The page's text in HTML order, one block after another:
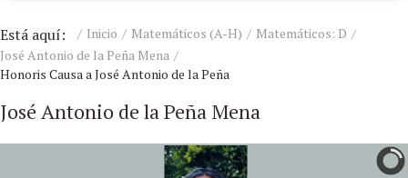
Está aquí: Inicio Matemáticos (A-H)
Matemáticos: D
José Antonio de la Peña Mena
Honoris Causa a José Antonio de la Peña
José Antonio de la Peña Mena